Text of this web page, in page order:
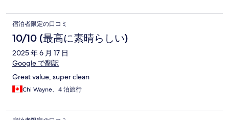
思いませんでした。
宿泊者限定の口コミ
10/10 (最高に素晴らしい)
2025 年 6 月 17 日
Google で翻訳
Great value, super clean
Chi Wayne、4 泊旅行